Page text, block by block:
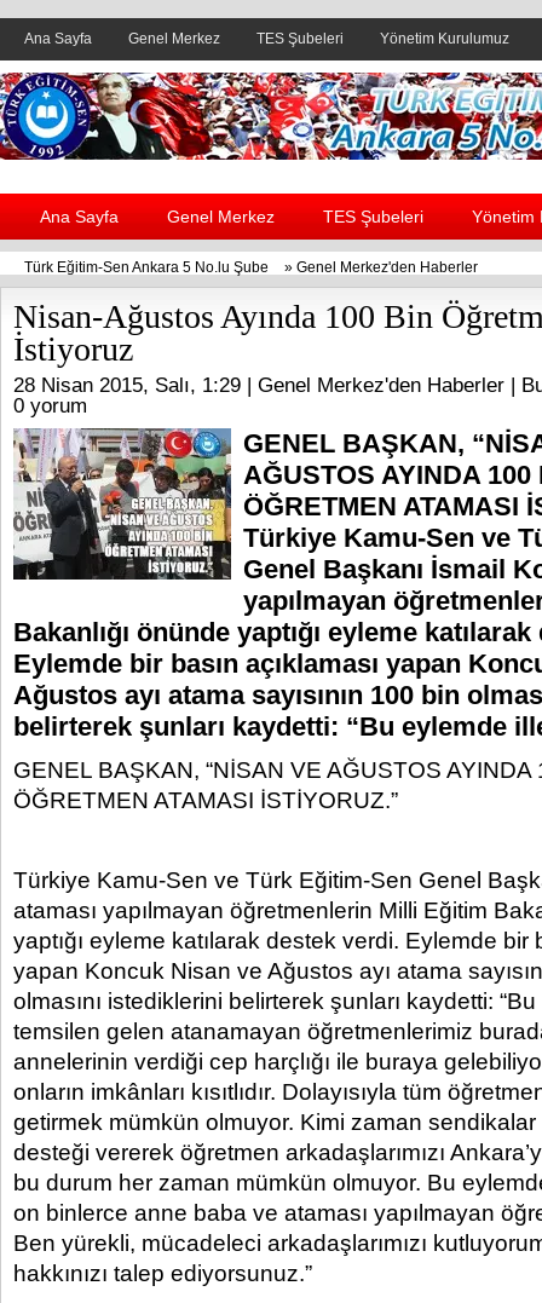
Ana Sayfa Genel Merkez TES Şubeleri Yönetim Kurulumuz
Header yanı reklam alanı
Ana Sayfa Genel Merkez TES Şubeleri Yönetim
Türk Eğitim-Sen Ankara 5 No.lu Şube » Genel Merkez'den Haberler
Nisan-Ağustos Ayında 100 Bin
İstiyoruz
28 Nisan 2015, Salı, 1:29 | Genel Merkez'den Haberler |
0 yorum
GENEL BAŞKAN,
AĞUSTOS AYINDA 100
ÖĞRETMEN ATAMASI
Türkiye Kamu-Sen ve
Genel Başkanı İsmail
yapılmayan
Bakanlığı önünde yaptığı eyleme
Eylemde bir basın açıklaması yapan
Ağustos ayı atama sayısının 100 bin
belirterek şunları kaydetti: “Bu eylemde
GENEL BAŞKAN, “NİSAN VE AĞUSTOS AYINDA
ÖĞRETMEN ATAMASI İSTİYORUZ.”
Türkiye Kamu-Sen ve Türk Eğitim-Sen Genel
ataması yapılmayan öğretmenlerin Milli Eğitim
yaptığı eyleme katılarak destek verdi. Eylemde bir
yapan Koncuk Nisan ve Ağustos ayı atama
olmasını istediklerini belirterek şunları kaydetti:
temsilen gelen atanamayan öğretmenlerimiz
annelerinin verdiği cep harçlığı ile buraya
onların imkânları kısıtlıdır. Dolayısıyla tüm
getirmek mümkün olmuyor. Kimi zaman sendikalar
desteği vererek öğretmen arkadaşlarımızı
bu durum her zaman mümkün olmuyor. Bu
on binlerce anne baba ve ataması yapılmayan
Ben yürekli, mücadeleci arkadaşlarımızı
hakkınızı talep ediyorsunuz.”